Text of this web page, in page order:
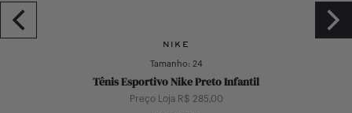
NIKE
Tamanho: 24
Tênis Esportivo Nike Preto Infantil
Preço Loja R$ 285,00